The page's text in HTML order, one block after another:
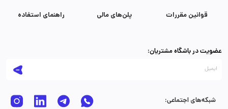
راهنمای استفاده پلن‌های مالی قوانین مقررات
عضویت در باشگاه مشتریان:
شبکه‌های اجتماعی: